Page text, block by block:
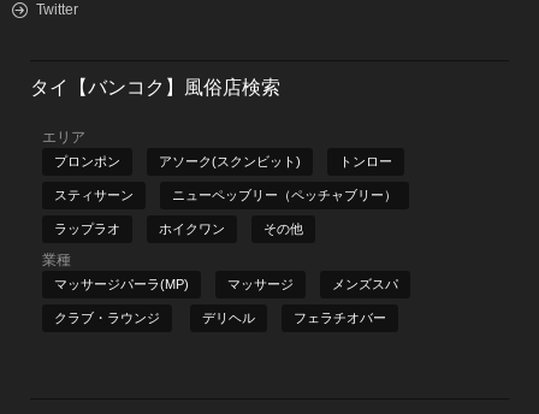
Twitter
タイ【バンコク】風俗店検索
エリア
プロンポン アソーク(スクンビット) トンロー
スティサーン ニューペッブリー（ペッチャブリー）
ラップラオ ホイクワン その他
業種
マッサージパーラ(MP) マッサージ メンズスパ
クラブ・ラウンジ デリヘル フェラチオバー